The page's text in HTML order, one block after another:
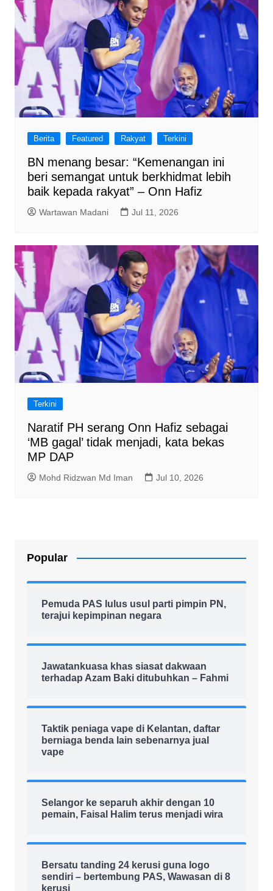
Berita Featured Rakyat Terkini
BN menang besar: “Kemenangan ini
beri semangat untuk berkhidmat lebih
baik kepada rakyat” – Onn Hafiz
Wartawan Madani Jul 11, 2026
Terkini
Naratif PH serang Onn Hafiz sebagai
‘MB gagal’ tidak menjadi, kata bekas
MP DAP
Mohd Ridzwan Md Iman Jul 10, 2026
Popular
Pemuda PAS lulus usul parti pimpin PN,
terajui kepimpinan negara
Jawatankuasa khas siasat dakwaan
terhadap Azam Baki ditubuhkan – Fahmi
Taktik peniaga vape di Kelantan, daftar
berniaga benda lain sebenarnya jual
vape
Selangor ke separuh akhir dengan 10
pemain, Faisal Halim terus menjadi wira
Bersatu tanding 24 kerusi guna logo
sendiri – bertembung PAS, Wawasan di 8
kerusi